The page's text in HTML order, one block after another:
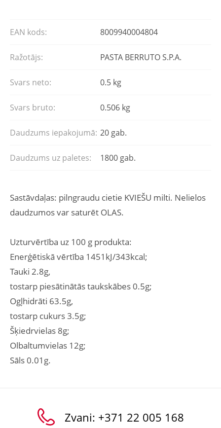
EAN kods: 8009940004804
Ražotājs: PASTA BERRUTO S.P.A.
Svars neto: 0.5 kg
Svars bruto: 0.506 kg
Daudzums iepakojumā: 20 gab.
Daudzums uz paletes: 1800 gab.
Sastāvdaļas: pilngraudu cietie KVIEŠU milti. Nelielos
daudzumos var saturēt OLAS.
Uzturvērtība uz 100 g produkta:
Enerģētiskā vērtība 1451kJ/343kcal;
Tauki 2.8g,
tostarp piesātinātās taukskābes 0.5g;
Ogļhidrāti 63.5g,
tostarp cukurs 3.5g;
Šķiedrvielas 8g;
Olbaltumvielas 12g;
Sāls 0.01g.
Zvani: +371 22 005 168